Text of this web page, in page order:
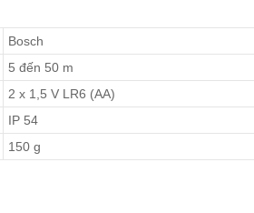
Bosch
5 đến 50 m
2 x 1,5 V LR6 (AA)
IP 54
150 g